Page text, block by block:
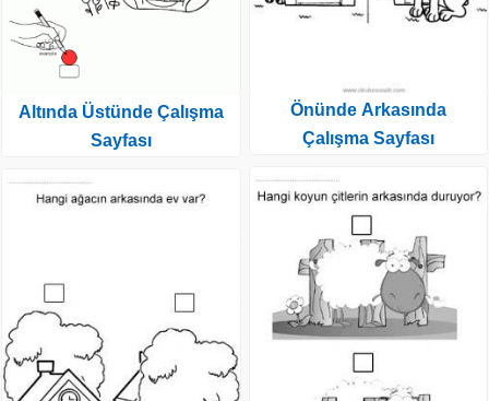
Altında Üstünde Çalışma
Sayfası
Önünde Arkasında
Çalışma Sayfası